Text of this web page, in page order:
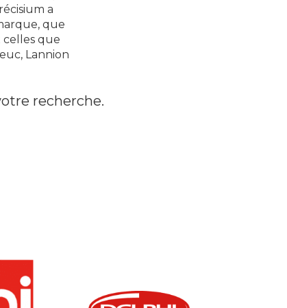
a
que
celles que
Lannion
recherche.